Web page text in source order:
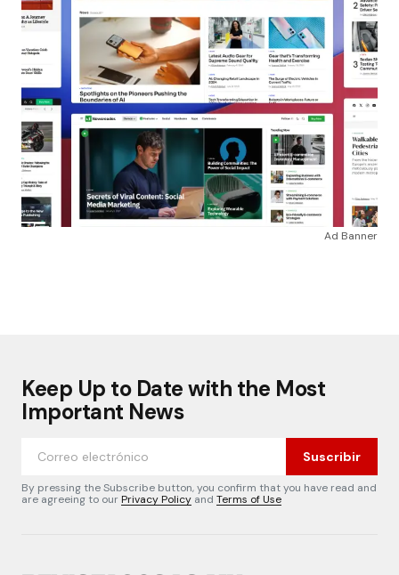
Ad Banner
Keep Up to Date with the Most
Important News
Suscribir
By pressing the Subscribe button, you confirm that you have read and
are agreeing to ourPrivacy Policy and Terms of Use